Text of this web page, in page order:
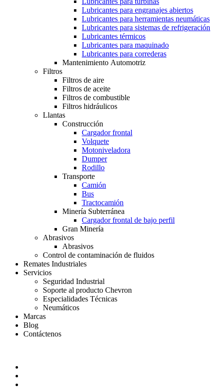
Lubricantes para engranajes abiertos
Lubricantes para herramientas neumáticas
Lubricantes para sistemas de refrigeración
Lubricantes térmicos
Lubricantes para maquinado
Lubricantes para correderas
Mantenimiento Automotriz
Filtros
Filtros de aire
Filtros de aceite
Filtros de combustible
Filtros hidráulicos
Llantas
Construcción
Cargador frontal
Volquete
Motoniveladora
Dumper
Rodillo
Transporte
Camión
Bus
Tractocamión
Minería Subterránea
Cargador frontal de bajo perfil
Gran Minería
Abrasivos
Abrasivos
Control de contaminación de fluidos
Remates Industriales
Servicios
Seguridad Industrial
Soporte al producto Chevron
Especialidades Técnicas
Neumáticos
Marcas
Blog
Contáctenos